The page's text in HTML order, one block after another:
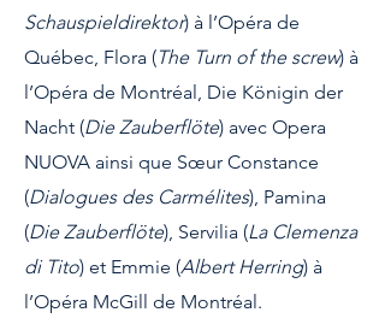
Schauspieldirektor) à l’Opéra de
Québec, Flora (The Turn of the screw) à
l’Opéra de Montréal, Die Königin der
Nacht (Die Zauberflöte) avec Opera
NUOVA ainsi que Sœur Constance
(Dialogues des Carmélites), Pamina
(Die Zauberflöte), Servilia (La Clemenza
di Tito) et Emmie (Albert Herring) à
l’Opéra McGill de Montréal.